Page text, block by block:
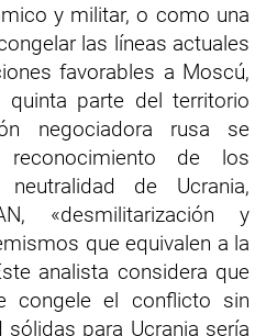
y militar, o como una
las líneas actuales
favorables a Moscú,
parte del territorio
negociadora rusa se
reconocimiento de los
de Ucrania,
«desmilitarización y
que equivalen a la
analista considera que
congele el conflicto sin
para Ucrania sería